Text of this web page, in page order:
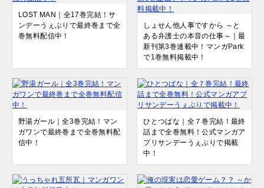
LOST MAN｜全17巻完結！サ
ンデーうぇぶりで最終巻まで全
巻無料配信中！
しょせん他人事ですから ～と
ある弁護士の本音の仕事～｜最
新刊第3巻連載中！マンガPark
で1巻無料掲載中！
野湯ガール｜全3巻完結！マン
ガワンで最終巻まで全巻無料配
信中！
ひとつばな｜全７巻完結！最終
話まで全巻無料！公式マンガア
プリサンデーうぇぶりで掲載
中！